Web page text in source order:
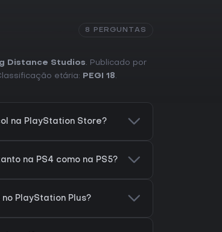
8 PERGUNTAS
Distance Studios. Publicado por
etária: PEGI 18.
na PlayStation Store?
na PS4 como na PS5?
PlayStation Plus?